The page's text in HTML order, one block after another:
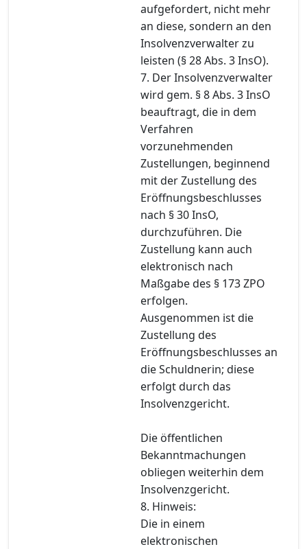
aufgefordert, nicht mehr
an diese, sondern an den
Insolvenzverwalter zu
leisten (§ 28 Abs. 3 InsO).
7. Der Insolvenzverwalter
wird gem. § 8 Abs. 3 InsO
beauftragt, die in dem
Verfahren
vorzunehmenden
Zustellungen, beginnend
mit der Zustellung des
Eröffnungsbeschlusses
nach § 30 InsO,
durchzuführen. Die
Zustellung kann auch
elektronisch nach
Maßgabe des § 173 ZPO
erfolgen.
Ausgenommen ist die
Zustellung des
Eröffnungsbeschlusses an
die Schuldnerin; diese
erfolgt durch das
Insolvenzgericht.
Die öffentlichen
Bekanntmachungen
obliegen weiterhin dem
Insolvenzgericht.
8. Hinweis:
Die in einem
elektronischen